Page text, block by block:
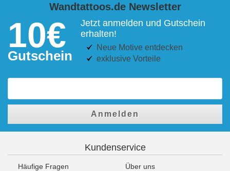
Wandtattoos.de Newsletter
10€
Gutschein
Jetzt anmelden und Gutschein
erhalten!
Neue Motive entdecken
exklusive Vorteile
Anmelden
Kundenservice
Häufige Fragen
Über uns